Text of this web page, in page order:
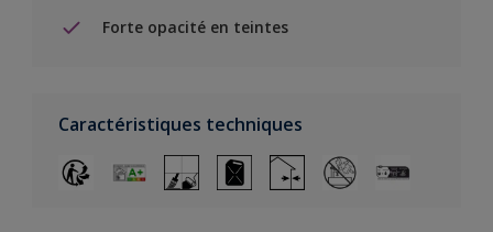
Forte opacité en teintes
Caractéristiques techniques